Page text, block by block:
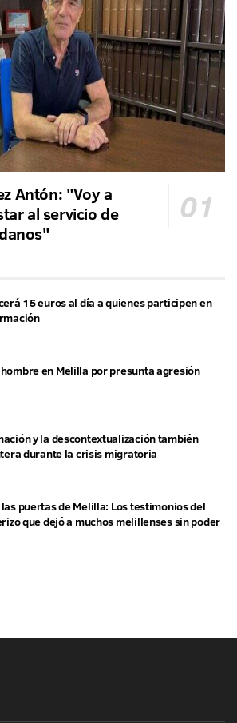
Antón: "Voy a
al servicio de
15 euros al día a quienes participen en
en Melilla por presunta agresión
y la descontextualización también
durante la crisis migratoria
puertas de Melilla: Los testimonios del
que dejó a muchos melillenses sin poder